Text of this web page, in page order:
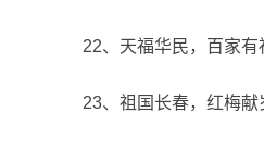
22、天福华民，百家有
23、祖国长春，红梅献